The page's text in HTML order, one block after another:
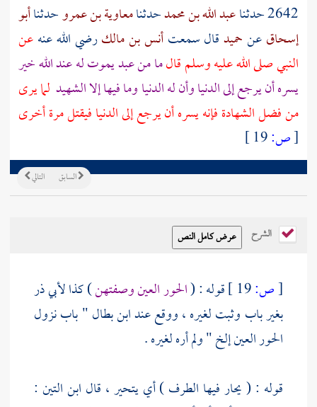
2642 حدثنا
عبد الله بن محمدحدثنامعاوية بن عمروحدثناأبو
إسحاقعنحميدقال سمعتأنس بن مالكرضي الله عنهعن
النبي صلى الله عليه وسلم قالما من عبد يموت له عند الله خير
يسره أن يرجع إلى الدنيا وأن له الدنيا وما فيها إلا الشهيد لما يرى
من فضل الشهادة فإنه يسره أن يرجع إلى الدنيا فيقتل مرة أخرى
[ص:
التالي السابق
الشرح
[ص: قوله : (الحور العين وصفتهن) كذالأبي ذر
بغير باب وثبت لغيره ، ووقع عندابن بطال" باب نزول
الحور العين إلخ " ولم أره لغيره .
قوله : ( يحار فيها الطرف ) أي يتحير ، قال ابن التين :